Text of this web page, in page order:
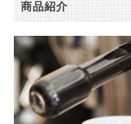
商品紹介